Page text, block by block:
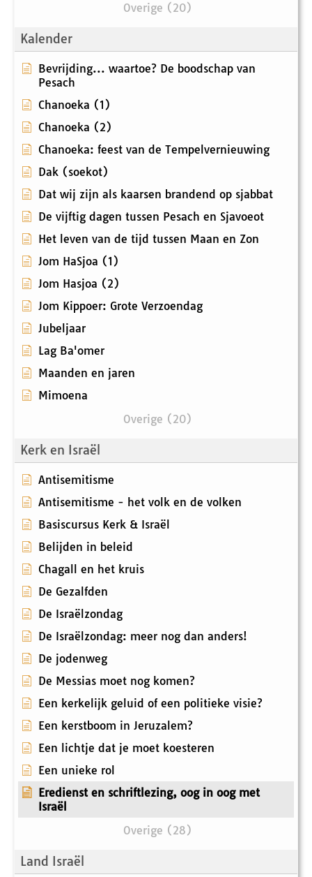
Overige (20)
Kalender
Bevrijding... waartoe? De boodschap van
Pesach
Chanoeka (1)
Chanoeka (2)
Chanoeka: feest van de Tempelvernieuwing
Dak (soekot)
Dat wij zijn als kaarsen brandend op sjabbat
De vijftig dagen tussen Pesach en Sjavoeot
Het leven van de tijd tussen Maan en Zon
Jom HaSjoa (1)
Jom Hasjoa (2)
Jom Kippoer: Grote Verzoendag
Jubeljaar
Lag Ba'omer
Maanden en jaren
Mimoena
Overige (20)
Kerk en Israël
Antisemitisme
Antisemitisme - het volk en de volken
Basiscursus Kerk & Israël
Belijden in beleid
Chagall en het kruis
De Gezalfden
De Israëlzondag
De Israëlzondag: meer nog dan anders!
De jodenweg
De Messias moet nog komen?
Een kerkelijk geluid of een politieke visie?
Een kerstboom in Jeruzalem?
Een lichtje dat je moet koesteren
Een unieke rol
Eredienst en schriftlezing, oog in oog met
Israël
Overige (28)
Land Israël